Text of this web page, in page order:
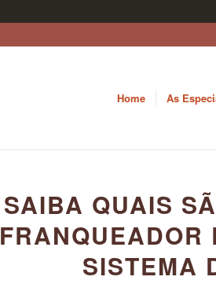
Home As
SAIBA QUAIS
FRANQUEADOR
SISTEMA